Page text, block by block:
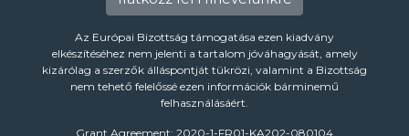
Az Európai Bizottság támogatása ezen kiadvány
elkészítéséhez nem jelenti a tartalom jóváhagyását, amely
kizárólag a szerzők álláspontját tükrözi, valamint a Bizottság
nem tehető felelőssé ezen információk bárminemű
felhasználásáért.
Grant Agreement: 2020-1-FR01-KA202-080104